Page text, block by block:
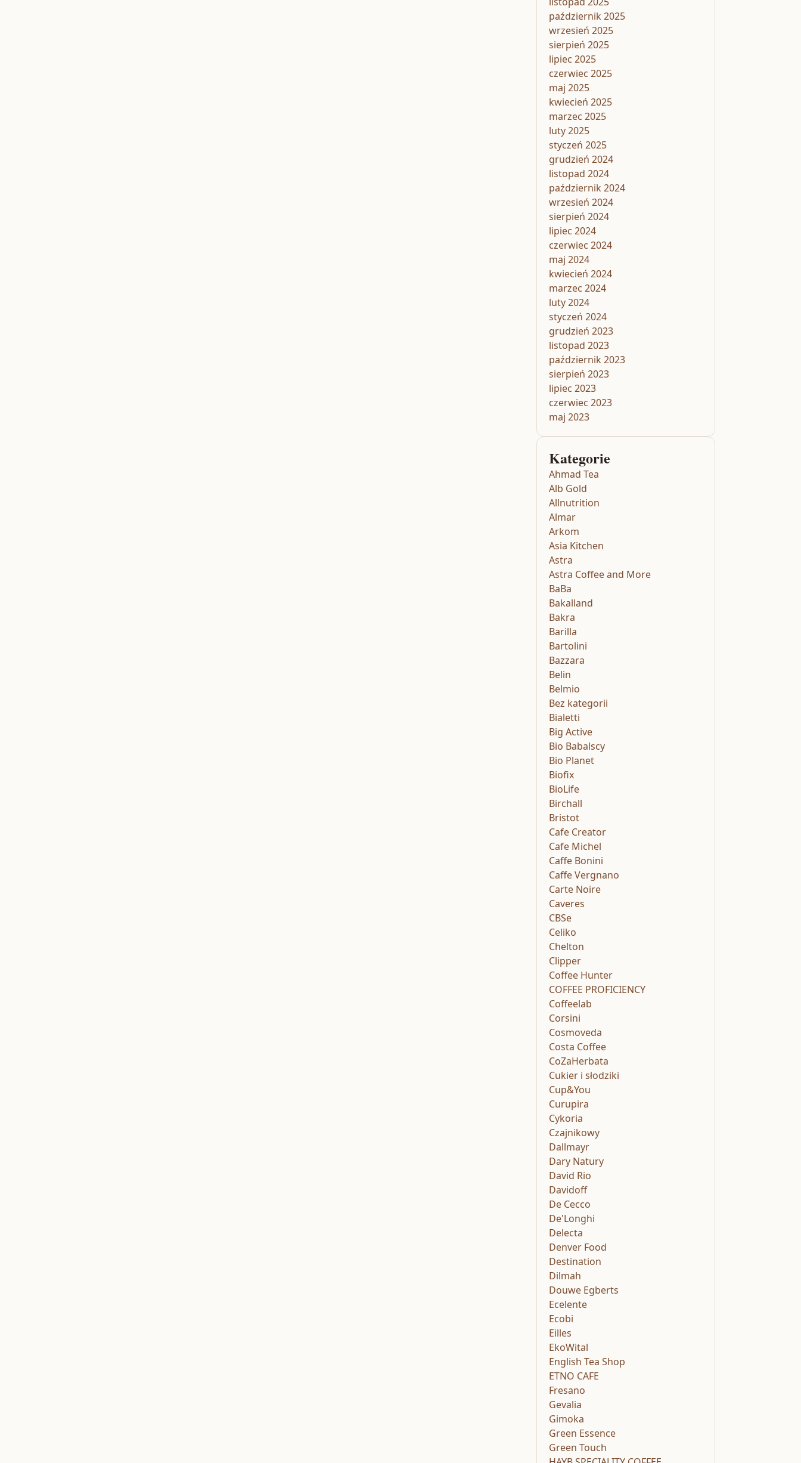
październik 2025
wrzesień 2025
sierpień 2025
lipiec 2025
czerwiec 2025
maj 2025
kwiecień 2025
marzec 2025
luty 2025
styczeń 2025
grudzień 2024
listopad 2024
październik 2024
wrzesień 2024
sierpień 2024
lipiec 2024
czerwiec 2024
maj 2024
kwiecień 2024
marzec 2024
luty 2024
styczeń 2024
grudzień 2023
listopad 2023
październik 2023
sierpień 2023
lipiec 2023
czerwiec 2023
maj 2023
Kategorie
Ahmad Tea
Alb Gold
Allnutrition
Almar
Arkom
Asia Kitchen
Astra
Astra Coffee and More
BaBa
Bakalland
Bakra
Barilla
Bartolini
Bazzara
Belin
Belmio
Bez kategorii
Bialetti
Big Active
Bio Babalscy
Bio Planet
Biofix
BioLife
Birchall
Bristot
Cafe Creator
Cafe Michel
Caffe Bonini
Caffe Vergnano
Carte Noire
Caveres
CBSe
Celiko
Chelton
Clipper
Coffee Hunter
COFFEE PROFICIENCY
Coffeelab
Corsini
Cosmoveda
Costa Coffee
CoZaHerbata
Cukier i słodziki
Cup&You
Curupira
Cykoria
Czajnikowy
Dallmayr
Dary Natury
David Rio
Davidoff
De Cecco
De'Longhi
Delecta
Denver Food
Destination
Dilmah
Douwe Egberts
Ecelente
Ecobi
Eilles
EkoWital
English Tea Shop
ETNO CAFE
Fresano
Gevalia
Gimoka
Green Essence
Green Touch